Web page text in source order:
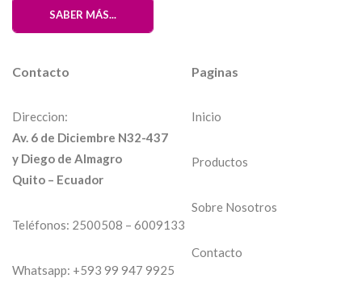
SABER MÁS...
Contacto
Direccion:
Av. 6 de Diciembre N32-437
y Diego de Almagro
Quito – Ecuador
Teléfonos: 2500508 – 6009133
Whatsapp: +593 99 947 9925
Paginas
Inicio
Productos
Sobre Nosotros
Contacto